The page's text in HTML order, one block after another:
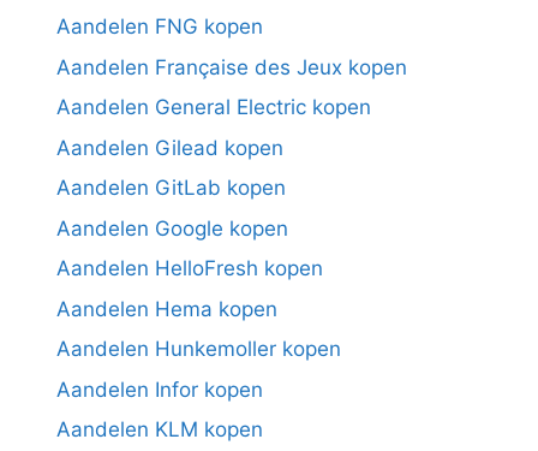
Aandelen FNG kopen
Aandelen Française des Jeux kopen
Aandelen General Electric kopen
Aandelen Gilead kopen
Aandelen GitLab kopen
Aandelen Google kopen
Aandelen HelloFresh kopen
Aandelen Hema kopen
Aandelen Hunkemoller kopen
Aandelen Infor kopen
Aandelen KLM kopen